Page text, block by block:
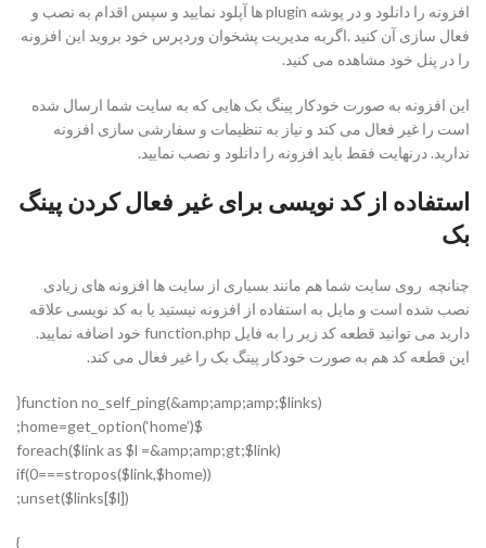
افزونه را دانلود و در پوشه plugin ها آپلود نمایید و سپس اقدام به نصب و
فعال سازی آن کنید .اگربه مدیریت پشخوان وردپرس خود بروید این افزونه
را در پنل خود مشاهده می کنید.
این افزونه به صورت خودکار پینگ بک هایی که به سایت شما ارسال شده
است را غیر فعال می کند و نیاز به تنظیمات و سفارشی سازی افزونه
ندارید. درنهایت فقط باید افزونه را دانلود و نصب نمایید.
استفاده از کد نویسی برای غیر فعال کردن پینگ
بک
چنانچه روی سایت شما هم مانند بسیاری از سایت ها افزونه های زیادی
نصب شده است و مایل به استفاده از افزونه نیستید یا به کد نویسی علاقه
دارید می توانید قطعه کد زیر را به فایل function.php خود اضافه نمایید.
این قطعه کد هم به صورت خودکار پینگ بک را غیر فعال می کند.
function no_self_ping(&amp;amp;amp;$links){
$home=get_option(‘home’);
foreach($link as $l =&amp;amp;gt;$link)
if(0===stropos($link,$home))
unset($links[$l]);
}